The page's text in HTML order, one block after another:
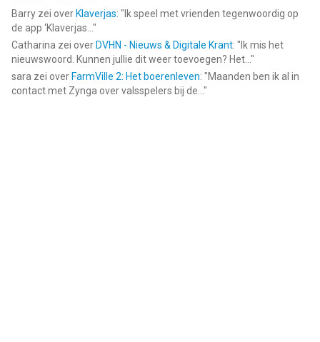
Barry zei over Klaverjas: " Ik speel met vrienden tegenwoordig op
de app ‘Klaverjas... "
Catharina zei over DVHN - Nieuws & Digitale Krant: " Ik mis het
nieuwswoord. Kunnen jullie dit weer toevoegen? Het... "
sara zei over FarmVille 2: Het boerenleven: "Maanden ben ik al in
contact met Zynga over valsspelers bij de... "